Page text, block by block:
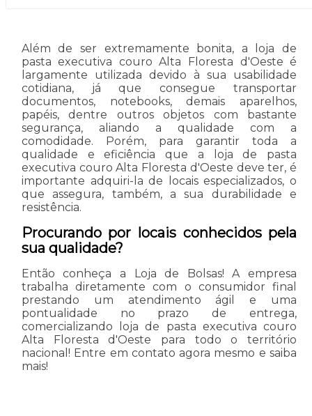
Além de ser extremamente bonita, a loja de
pasta executiva couro Alta Floresta d'Oeste é
largamente utilizada devido à sua usabilidade
cotidiana, já que consegue transportar
documentos, notebooks, demais aparelhos,
papéis, dentre outros objetos com bastante
segurança, aliando a qualidade com a
comodidade. Porém, para garantir toda a
qualidade e eficiência que a loja de pasta
executiva couro Alta Floresta d'Oeste deve ter, é
importante adquiri-la de locais especializados, o
que assegura, também, a sua durabilidade e
resistência.
Procurando por locais conhecidos pela
sua qualidade?
Então conheça a Loja de Bolsas! A empresa
trabalha diretamente com o consumidor final
prestando um atendimento ágil e uma
pontualidade no prazo de entrega,
comercializando loja de pasta executiva couro
Alta Floresta d'Oeste para todo o território
nacional! Entre em contato agora mesmo e saiba
mais!